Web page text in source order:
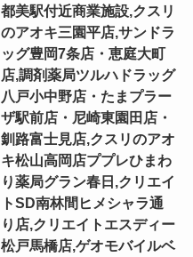
都美駅付近商業施設,クスリ
のアオキ三園平店,サンドラ
ッグ豊岡7条店・恵庭大町
店,調剤薬局ツルハドラッグ
八戸小中野店・たまプラー
ザ駅前店・尼崎東園田店・
釧路富士見店,クスリのアオ
キ松山高岡店ププレひまわ
り薬局グラン春日,クリエイ
トSD南林間ヒメシャラ通
り店,クリエイトエスディー
松戸馬橋店,ゲオモバイルベ